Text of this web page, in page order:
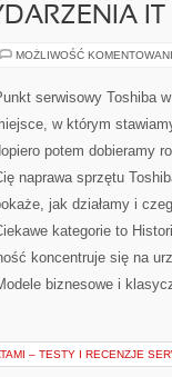
IT
MOŻLIWOŚĆ
serwisowy Toshiba
w którym
potem dobieramy
naprawa sprzętu
jak działamy i
kategorie to
koncentruje się na
biznesowe i
– TESTY I RECENZJE